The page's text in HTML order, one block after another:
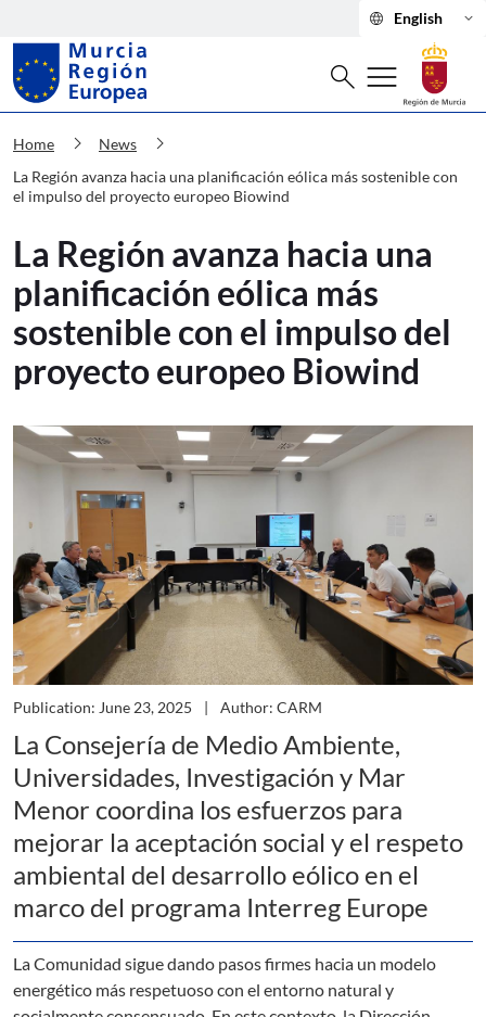
language English keyboard_arrow_down
Murcia Región Europea La Región
Search
search menu
Home chevron_right News chevron_right
La Región avanza hacia una planificación eólica más sostenible con
el impulso del proyecto europeo Biowind
La Región avanza hacia una
planificación eólica más
sostenible con el impulso del
proyecto europeo Biowind
Publication: June 23, 2025 Author: CARM
La Consejería de Medio Ambiente,
Universidades, Investigación y Mar
Menor coordina los esfuerzos para
mejorar la aceptación social y el respeto
ambiental del desarrollo eólico en el
marco del programa Interreg Europe
La Comunidad sigue dando pasos firmes hacia un modelo
energético más respetuoso con el entorno natural y